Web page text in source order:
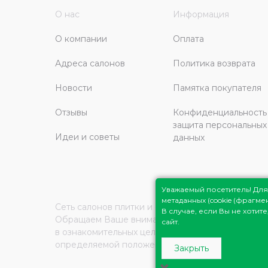
О нас
О компании
Адреса салонов
Новости
Отзывы
Идеи и советы
Информация
Оплата
Политика возврата
Памятка покупателя
защита персональных
данных
Сеть салонов плитки и сантехники Плитка
Обращаем Ваше внимание на то, что вся
в ознакомительных целях и ни при каких
определяемой положениями Статьи 437 (2)
Уважаемый посетитель!
метаданных (cookie
В случае, если Вы не
сайт.
Закрыть